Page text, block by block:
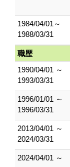
1984/04/01～
1988/03/31
職歴
1990/04/01 ～
1993/03/31
1996/01/01 ～
1996/03/31
2013/04/01 ～
2024/03/31
2024/04/01 ～